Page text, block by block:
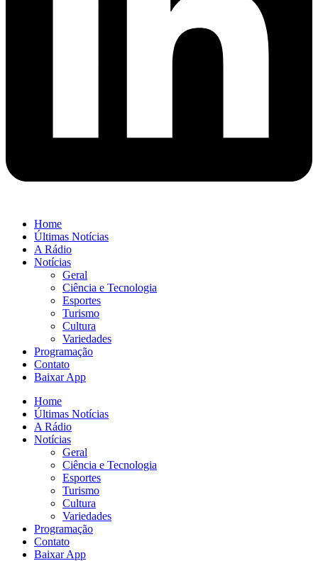
Home
Últimas Notícias
A Rádio
Notícias
Geral
Ciência e Tecnologia
Esportes
Turismo
Cultura
Variedades
Programação
Contato
Baixar App
Home
Últimas Notícias
A Rádio
Notícias
Geral
Ciência e Tecnologia
Esportes
Turismo
Cultura
Variedades
Programação
Contato
Baixar App